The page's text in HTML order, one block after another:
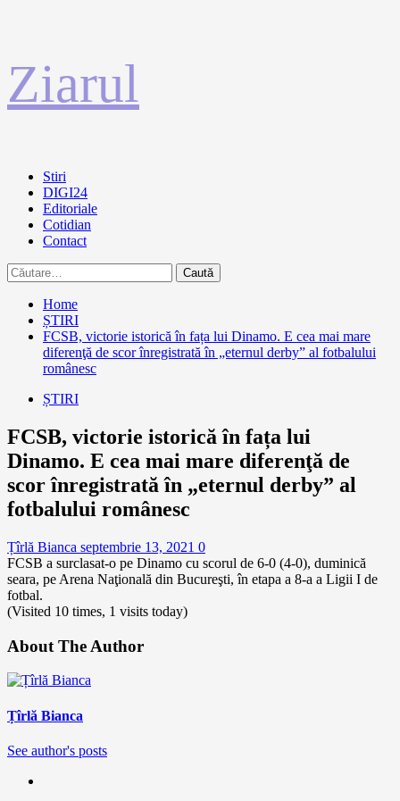
la
conținut
Ziarul
Primary
Menu
Stiri
DIGI24
Editoriale
Cotidian
Contact
Caută
după:
Home
ȘTIRI
FCSB, victorie istorică în fața lui Dinamo. E cea mai mare
diferenţă de scor înregistrată în „eternul derby” al fotbalului
românesc
ȘTIRI
FCSB, victorie istorică în fața lui
Dinamo. E cea mai mare diferenţă de
scor înregistrată în „eternul derby” al
fotbalului românesc
Țîrlă Bianca septembrie 13, 2021 0
FCSB a surclasat-o pe Dinamo cu scorul de 6-0 (4-0), duminică
seara, pe Arena Naţională din Bucureşti, în etapa a 8-a a Ligii I de
fotbal.
(Visited 10 times, 1 visits today)
About The Author
Țîrlă Bianca
See author's posts